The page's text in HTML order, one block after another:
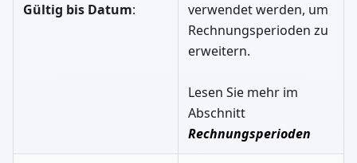
Gültig bis Datum:
verwendet werden, um
Rechnungsperioden zu
erweitern.
Lesen Sie mehr im
Abschnitt
Rechnungsperioden